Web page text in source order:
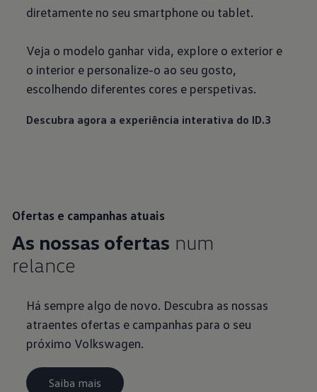
diretamente no seu smartphone ou tablet.
Veja o modelo ganhar vida, explore o exterior e
o interior e personalize-o ao seu gosto,
escolhendo diferentes cores e perspetivas.
Descubra agora a experiência interativa do ID.3
Ofertas e campanhas atuais
As nossas ofertas num
relance
Há sempre algo de novo. Descubra as nossas
atraentes ofertas e campanhas para o seu
próximo Volkswagen.
Saiba mais